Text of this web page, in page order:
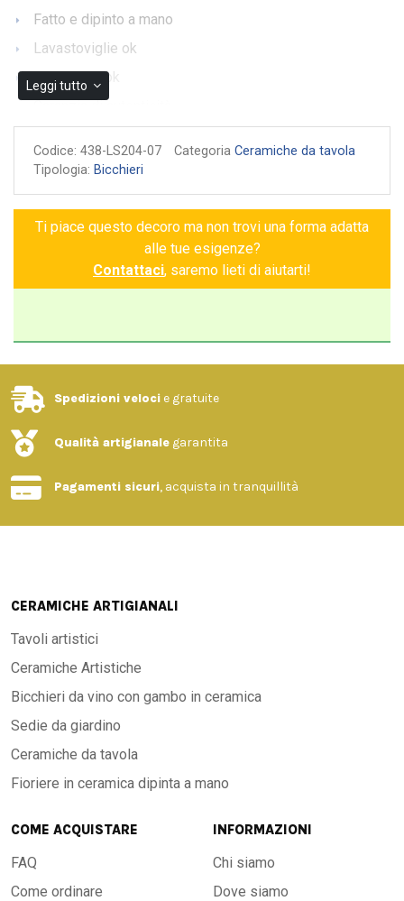
Fatto e dipinto a mano
Lavastoviglie ok
Microonde ok
Garanzia di autenticità
Leggi tutto
Codice: 438-LS204-07 Categoria Ceramiche da tavola
Tipologia: Bicchieri
Ti piace questo decoro ma non trovi una forma adatta
alle tue esigenze?
Contattaci, saremo lieti di aiutarti!
Spedizioni veloci e gratuite
Qualità artigianale garantita
Pagamenti sicuri, acquista in tranquillità
CERAMICHE ARTIGIANALI
Tavoli artistici
Ceramiche Artistiche
Bicchieri da vino con gambo in ceramica
Sedie da giardino
Ceramiche da tavola
Fioriere in ceramica dipinta a mano
COME ACQUISTARE
FAQ
Come ordinare
INFORMAZIONI
Chi siamo
Dove siamo